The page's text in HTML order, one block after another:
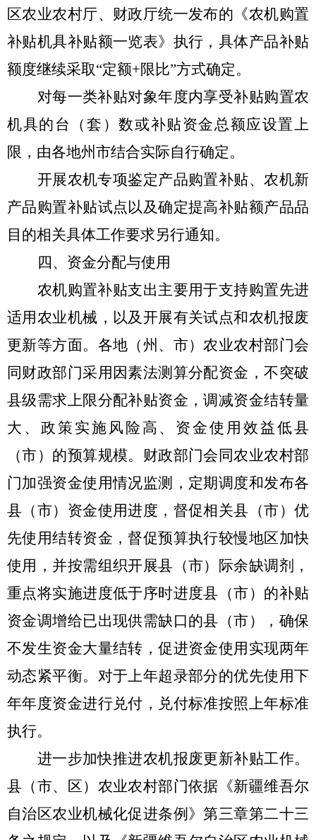
区农业农村厅、财政厅统一发布的《农机购置
补贴机具补贴额一览表》执行，具体产品补贴
额度继续采取“定额+限比”方式确定。
对每一类补贴对象年度内享受补贴购置农
机具的台（套）数或补贴资金总额应设置上
限，由各地州市结合实际自行确定。
开展农机专项鉴定产品购置补贴、农机新
产品购置补贴试点以及确定提高补贴额产品品
目的相关具体工作要求另行通知。
四、资金分配与使用
农机购置补贴支出主要用于支持购置先进
适用农业机械，以及开展有关试点和农机报废
更新等方面。各地（州、市）农业农村部门会
同财政部门采用因素法测算分配资金，不突破
县级需求上限分配补贴资金，调减资金结转量
大、政策实施风险高、资金使用效益低县
（市） 的预算规模。财政部门会同农业农村部
门加强资金使用情况监测，定期调度和发布各
县（市）资金使用进度，督促相关县（市）优
先使用结转资金，督促预算执行较慢地区加快
使用，并按需组织开展县（市）际余缺调剂，
重点将实施进度低于序时进度县（市）的补贴
资金调增给已出现供需缺口的县（市），确保
不发生资金大量结转，促进资金使用实现两年
动态紧平衡。对于上年超录部分的优先使用下
年年度资金进行兑付，兑付标准按照上年标准
执行。
进一步加快推进农机报废更新补贴工作。
县（市、区）农业农村部门依据《新疆维吾尔
自治区农业机械化促进条例》第三章第二十三